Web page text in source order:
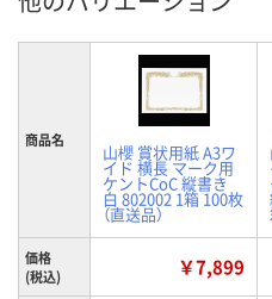
商品名
山櫻 賞状用紙 A3ワ
イド 横長 マーク用
ケントCoC 縦書き
白 802002 1箱 100枚
（直送品）
価格
(税込)
￥7,899